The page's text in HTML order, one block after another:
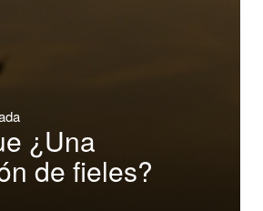
¿Una
de fieles?